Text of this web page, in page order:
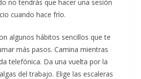
no tendrás que hacer una sesión
cuando hace frío.
algunos hábitos sencillos que te
más pasos. Camina mientras
telefónica. Da una vuelta por la
del trabajo. Elige las escaleras